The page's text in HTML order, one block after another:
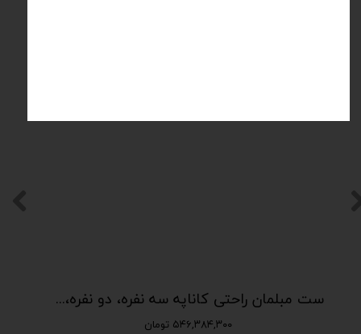
ست مبلمان راحتی کاناپه سه نفره، دو نفره، لاوسیت و تکی fs-194
۵۴۶,۳۸۴,۳۰۰ تومان